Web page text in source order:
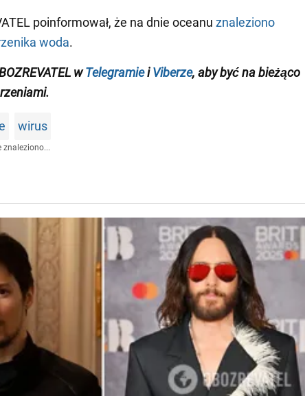
poinformował, że na dnie oceanu znaleziono
woda.
w Telegramiei Viberze, aby byćna bieżąco
.
wirus
znaleziono...